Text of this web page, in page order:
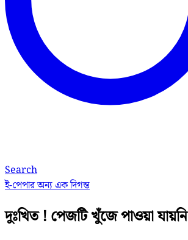
Search
ই-পেপারঅন্য এক দিগন্ত
দুঃখিত ! পেজটি খুঁজে পাওয়া যায়নি